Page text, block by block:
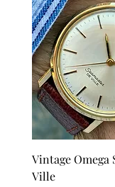
Vintage Omega
Ville